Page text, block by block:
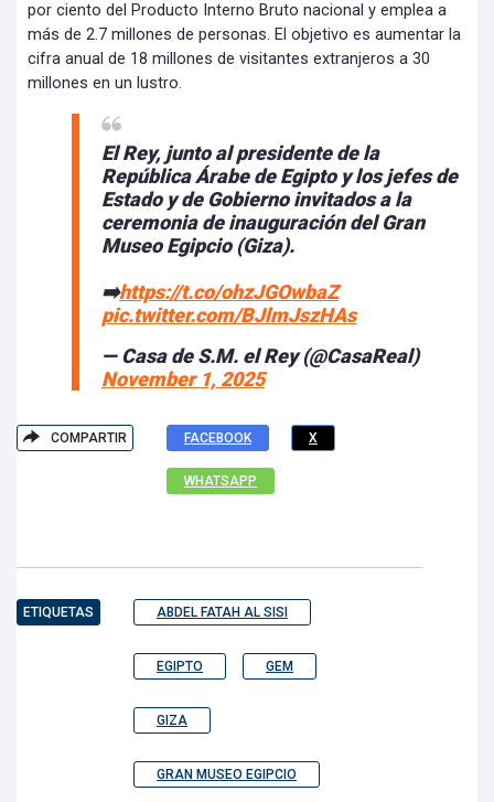
por ciento del Producto Interno Bruto nacional y emplea a
más de 2.7 millones de personas. El objetivo es aumentar la
cifra anual de 18 millones de visitantes extranjeros a 30
millones en un lustro.
El Rey, junto al presidente de la
República Árabe de Egipto y los jefes de
Estado y de Gobierno invitados a la
ceremonia de inauguración del Gran
Museo Egipcio (Giza).
➡️https://t.co/ohzJGOwbaZ
pic.twitter.com/BJlmJszHAs
— Casa de S.M. el Rey (@CasaReal)
November 1, 2025
COMPARTIR FACEBOOK X
WHATSAPP
ETIQUETAS ABDEL FATAH AL SISI
EGIPTO GEM
GIZA
GRAN MUSEO EGIPCIO